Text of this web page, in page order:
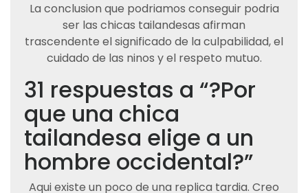
La conclusion que podri­amos conseguir podri­a
ser las chicas tailandesas afirman
trascendente el significado de la culpabilidad, el
cuidado de las ninos y el respeto mutuo.
31 respuestas a “?Por
que una chica
tailandesa elige a un
hombre occidental?”
Aqui existe un poco de una replica tardia. Creo